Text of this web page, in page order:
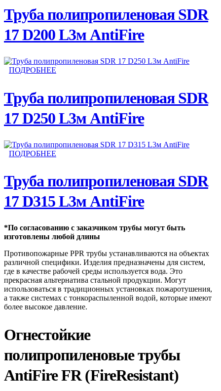
Труба полипропиленовая SDR
17 D200 L3м AntiFire
ПОДРОБНЕЕ
Труба полипропиленовая SDR
17 D250 L3м AntiFire
ПОДРОБНЕЕ
Труба полипропиленовая SDR
17 D315 L3м AntiFire
*По согласованию с заказчиком трубы могут быть
изготовлены любой длины
Противопожарные PPR трубы устанавливаются на объектах
различной специфики. Изделия предназначены для систем,
где в качестве рабочей среды используется вода. Это
прекрасная альтернатива стальной продукции. Могут
использоваться в традиционных установках пожаротушения,
а также системах с тонкораспыленной водой, которые имеют
более высокое давление.
Огнестойкие
полипропиленовые трубы
AntiFire FR (FireResistant)